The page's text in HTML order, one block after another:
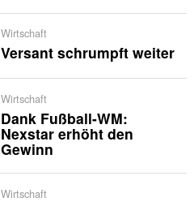
Wirtschaft
Versant schrumpft weiter
Wirtschaft
Dank Fußball-WM:
Nexstar erhöht den
Gewinn
Wirtschaft